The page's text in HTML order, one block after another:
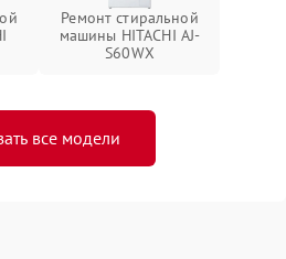
Ремонт стиральной
машины HITACHI AJ-
S60WX
все модели